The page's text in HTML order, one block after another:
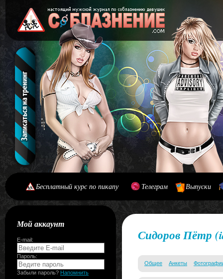
Бесплатный курс по пикапу Телеграм Выпуски
Мой аккаунт
E-mail:
Пароль:
Забыли пароль? Напомнить
Сидоров Пётр
Общее Анкеты